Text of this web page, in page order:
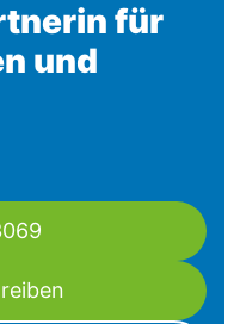
für
und